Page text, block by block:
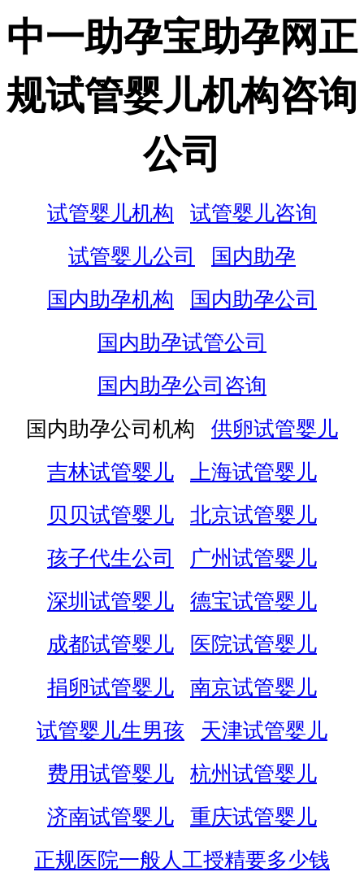
中一助孕宝助孕网正
规试管婴儿机构咨询
公司
试管婴儿机构
试管婴儿咨询
试管婴儿公司
国内助孕
国内助孕机构
国内助孕公司
国内助孕试管公司
国内助孕公司咨询
国内助孕公司机构
供卵试管婴儿
吉林试管婴儿
上海试管婴儿
贝贝试管婴儿
北京试管婴儿
孩子代生公司
广州试管婴儿
深圳试管婴儿
德宝试管婴儿
成都试管婴儿
医院试管婴儿
捐卵试管婴儿
南京试管婴儿
试管婴儿生男孩
天津试管婴儿
费用试管婴儿
杭州试管婴儿
济南试管婴儿
重庆试管婴儿
正规医院一般人工授精要多少钱